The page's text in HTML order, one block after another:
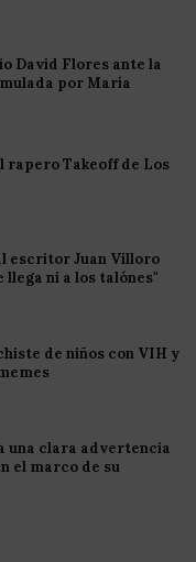
David Flores ante la
por María
rapero Takeoff de Los
escritor Juan Villoro
llega ni a los talónes"
de niños con VIH y
una clara advertencia
el marco de su